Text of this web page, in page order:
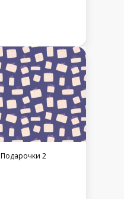
Подарочки 2